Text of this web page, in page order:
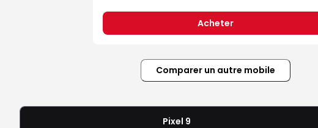
Acheter
Comparer un autre mobile
Pixel 9